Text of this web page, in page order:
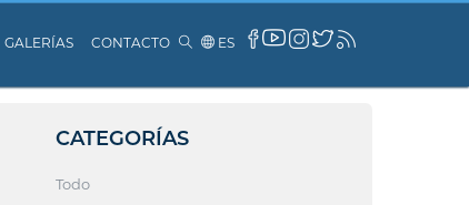
GALERÍAS CONTACTO ES
CATEGORÍAS
Todo